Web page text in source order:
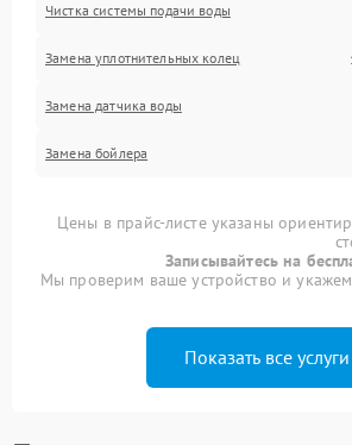
Чистка системы подачи воды
Замена уплотнительных колец
Замена датчика воды
Замена бойлера
Цены в прайс-листе указаны
Записывайтесь на
Мы проверим ваше устройство и
Показать все услуги